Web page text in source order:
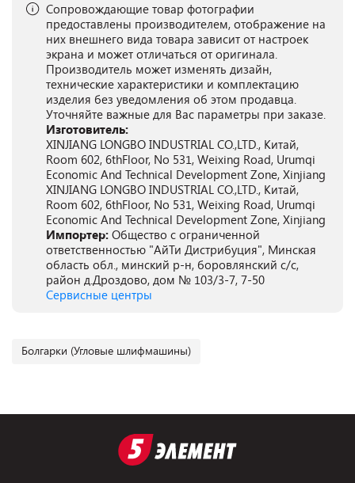
Сопровождающие товар фотографии
предоставлены производителем, отображение на
них внешнего вида товара зависит от настроек
экрана и может отличаться от оригинала.
Производитель может изменять дизайн,
технические характеристики и комплектацию
изделия без уведомления об этом продавца.
Уточняйте важные для Вас параметры при заказе.
Изготовитель:
XINJIANG LONGBO INDUSTRIAL CO.,LTD., Китай,
Room 602, 6thFloor, No 531, Weixing Road, Urumqi
Economic And Technical Development Zone, Xinjiang
XINJIANG LONGBO INDUSTRIAL CO.,LTD., Китай,
Room 602, 6thFloor, No 531, Weixing Road, Urumqi
Economic And Technical Development Zone, Xinjiang
Импортер: Общество с ограниченной
ответственностью "АйТи Дистрибуция", Минская
область обл., минский р-н, боровлянский с/с,
район д.Дроздово, дом № 103/3-7, 7-50
Сервисные центры
Болгарки (Угловые шлифмашины)